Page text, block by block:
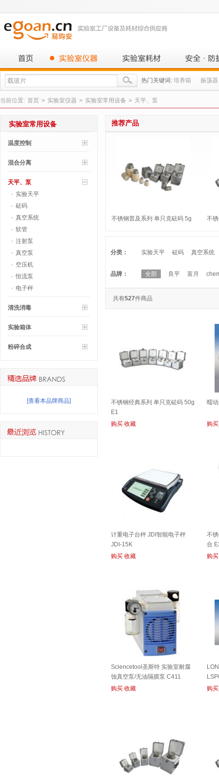
热门关键词: 培养箱 振荡器
当前位置: 首页 > 实验室仪器 > 实验室常用设备 > 天平、泵
推荐产品
不锈钢普及系列 单只克砝码 5g
不
分类： 实验天平 砝码 真空系统
品牌： 全部 良平 富月
共有527件商品
不锈钢经典系列 单只克砝码 50g
E1
购买 收藏
蠕
购买
计重电子台秤 JDI智能电子秤
JDI-15K
购买 收藏
不
合
购买
Sciencetool圣斯特 实验室耐腐
蚀真空泵/无油隔膜泵 C411
购买 收藏
购买
实验室常用设备
温度控制
混合分离
天平、泵
实验天平
砝码
真空系统
软管
注射泵
真空泵
空压机
恒流泵
电子秤
清洗消毒
实验箱体
粉碎合成
[查看本品牌商品]